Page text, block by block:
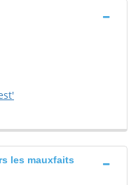
les mauxfaits